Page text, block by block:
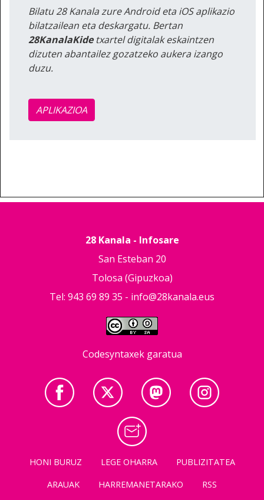
Bilatu 28 Kanala zure Android eta iOS aplikazio
bilatzailean eta deskargatu. Bertan
28KanalaKidetxartel digitalak eskaintzen
dizuten abantailez gozatzeko aukera izango
duzu.
APLIKAZIOA
28 Kanala - Infosare
San Esteban 20
Tolosa (Gipuzkoa)
Tel: 943 69 89 35 - info@28kanala.eus
Codesyntaxek garatua
HONI BURUZ LEGE OHARRA
PUBLIZITATEA
ARAUAK
HARREMANETARAKO RSS